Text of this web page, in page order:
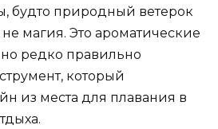
будто природный ветерок
магия. Это ароматические
редко правильно
который
из места для плавания в